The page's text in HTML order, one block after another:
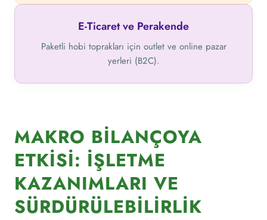
E-Ticaret ve Perakende
Paketli hobi toprakları için outlet ve online pazar
yerleri (B2C).
MAKRO BILANÇOYA
ETKISI: İŞLETME
KAZANIMLARI VE
SÜRDÜRÜLEBILIRLIK